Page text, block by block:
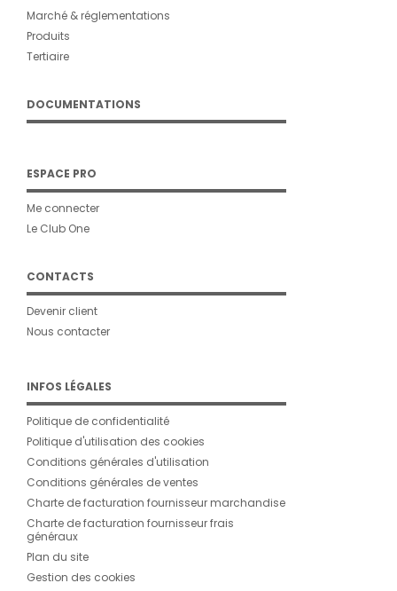
Marché & réglementations
Produits
Tertiaire
DOCUMENTATIONS
ESPACE PRO
Me connecter
Le Club One
CONTACTS
Devenir client
Nous contacter
INFOS LÉGALES
Politique de confidentialité
Politique d'utilisation des cookies
Conditions générales d'utilisation
Conditions générales de ventes
Charte de facturation fournisseur marchandise
Charte de facturation fournisseur frais
généraux
Plan du site
Gestion des cookies